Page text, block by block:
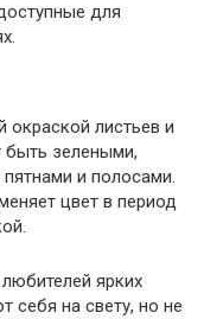
для
окраской листьев и
быть зелеными,
и полосами.
цвет в период
ярких
себя на свету, но не